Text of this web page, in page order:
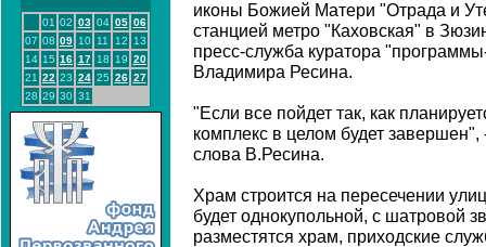
01 02 03 04 05 06
07 08 09 10 11 12
13
14 15 16 17 18 19 20
21 22 23 24 25 26 27
28 29 30 31
иконы Божией Матери "Отрада и
станцией метро "Каховская" в
пресс-служба куратора
Владимира Ресина.
"Если все пойдет так, как
комплекс в целом будет
слова В.Ресина.
Храм строится на пересечении
будет однокупольной, с шатровой
разместятся храм, приходские